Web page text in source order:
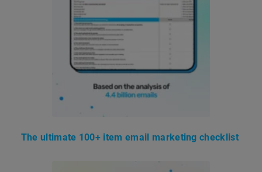
The ultimate 100+ item email marketing checklist